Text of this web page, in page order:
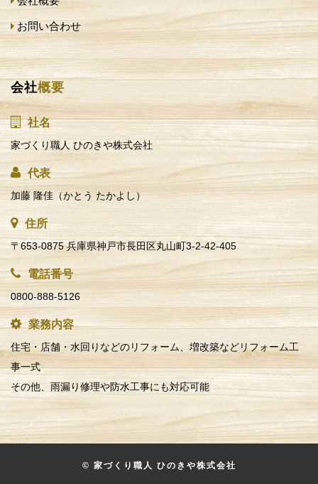
お問い合わせ
会社概要
社名
家づくり職人 ひのきや株式会社
代表
加藤 隆佳（かとう たかよし）
住所
〒653-0875 兵庫県神戸市長田区丸山町3-2-42-405
電話番号
0800-888-5126
業務内容
住宅・店舗・水回りなどのリフォーム、増改築などリフォーム工
事一式
その他、雨漏り修理や防水工事にも対応可能
© 家づくり職人 ひのきや株式会社